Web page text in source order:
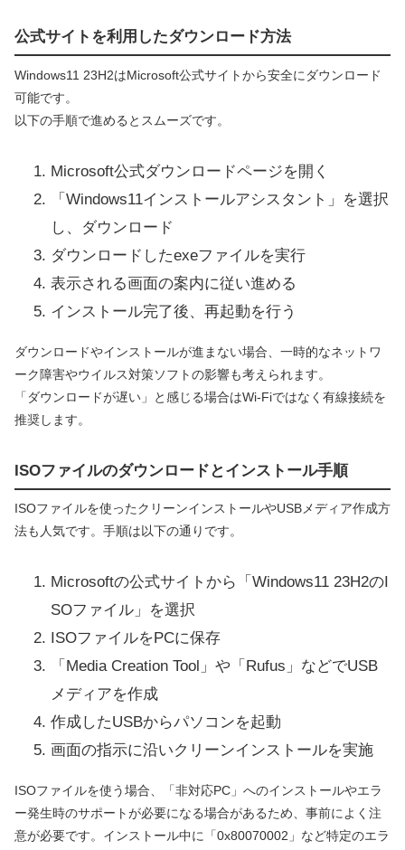
公式サイトを利用したダウンロード方法
Windows11 23H2はMicrosoft公式サイトから安全にダウンロード
可能です。
以下の手順で進めるとスムーズです。
Microsoft公式ダウンロードページを開く
「Windows11インストールアシスタント」を選択
し、ダウンロード
ダウンロードしたexeファイルを実行
表示される画面の案内に従い進める
インストール完了後、再起動を行う
ダウンロードやインストールが進まない場合、一時的なネットワ
ーク障害やウイルス対策ソフトの影響も考えられます。
「ダウンロードが遅い」と感じる場合はWi-Fiではなく有線接続を
推奨します。
ISOファイルのダウンロードとインストール手順
ISOファイルを使ったクリーンインストールやUSBメディア作成方
法も人気です。手順は以下の通りです。
Microsoftの公式サイトから「Windows11 23H2のI
SOファイル」を選択
ISOファイルをPCに保存
「Media Creation Tool」や「Rufus」などでUSB
メディアを作成
作成したUSBからパソコンを起動
画面の指示に沿いクリーンインストールを実施
ISOファイルを使う場合、「非対応PC」へのインストールやエラ
ー発生時のサポートが必要になる場合があるため、事前によく注
意が必要です。インストール中に「0x80070002」など特定のエラ